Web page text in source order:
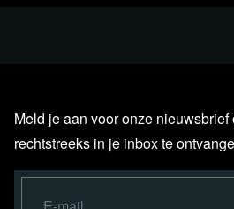
De NHG-richtlijn waarbij
https://corona.nhg.org/2021/
De website van de praktijk van dr.
ook veel van zijn visie en
Meld je aan voor onze nieuwsbrief
rechtstreeks in je inbox te